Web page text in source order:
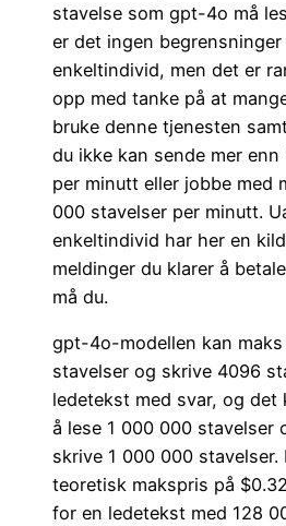
stavelse som gpt-4o må
er det ingen
enkeltindivid, men det er
opp med tanke på at
bruke denne tjenesten
du ikke kan sende mer
per minutt eller jobbe med
000 stavelser per minutt.
enkeltindivid har her en
meldinger du klarer å
må du.
gpt-4o-modellen kan
stavelser og skrive 4096
ledetekst med svar, og det
å lese 1 000 000 stavelser
skrive 1 000 000 stavelser.
teoretisk makspris på
for en ledetekst med 128